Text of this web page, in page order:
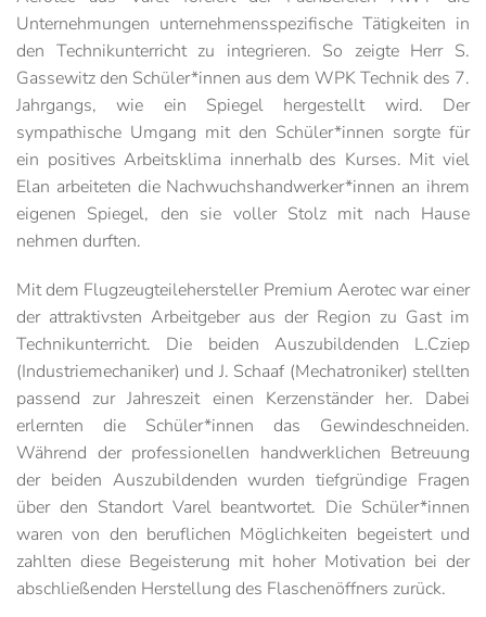
Unternehmungen unternehmensspezifische Tätigkeiten in
den Technikunterricht zu integrieren. So zeigte Herr S.
Gassewitz den Schüler*innen aus dem WPK Technik des 7.
Jahrgangs, wie ein Spiegel hergestellt wird. Der
sympathische Umgang mit den Schüler*innen sorgte für
ein positives Arbeitsklima innerhalb des Kurses. Mit viel
Elan arbeiteten die Nachwuchshandwerker*innen an ihrem
eigenen Spiegel, den sie voller Stolz mit nach Hause
nehmen durften.
Mit dem Flugzeugteilehersteller Premium Aerotec war einer
der attraktivsten Arbeitgeber aus der Region zu Gast im
Technikunterricht. Die beiden Auszubildenden L.Cziep
(Industriemechaniker) und J. Schaaf (Mechatroniker) stellten
passend zur Jahreszeit einen Kerzenständer her. Dabei
erlernten die Schüler*innen das Gewindeschneiden.
Während der professionellen handwerklichen Betreuung
der beiden Auszubildenden wurden tiefgründige Fragen
über den Standort Varel beantwortet. Die Schüler*innen
waren von den beruflichen Möglichkeiten begeistert und
zahlten diese Begeisterung mit hoher Motivation bei der
abschließenden Herstellung des Flaschenöffners zurück.